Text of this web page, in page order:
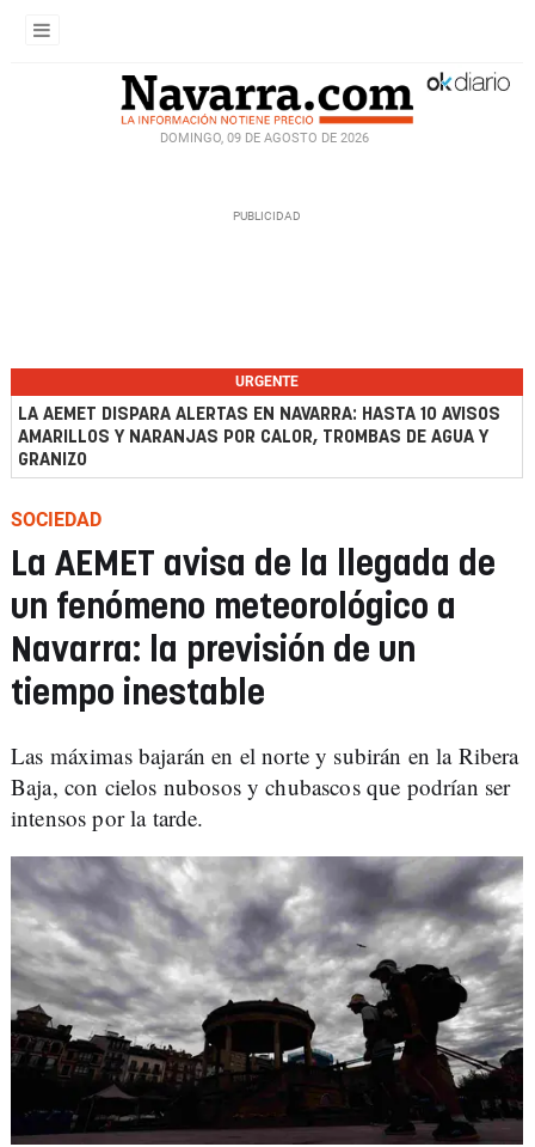
DOMINGO, 09 DE AGOSTO DE 2026
URGENTE
LA AEMET DISPARA ALERTAS EN NAVARRA: HASTA 10 AVISOS
AMARILLOS Y NARANJAS POR CALOR, TROMBAS DE AGUA Y
GRANIZO
SOCIEDAD
La AEMET avisa de la llegada de
un fenómeno meteorológico a
Navarra: la previsión de un
tiempo inestable
Las máximas bajarán en el norte y subirán en la Ribera
Baja, con cielos nubosos y chubascos que podrían ser
intensos por la tarde.